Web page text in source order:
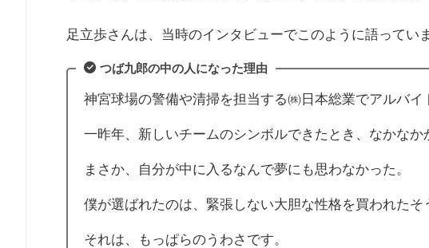
足立歩さんは、当時のインタビューでこのように語っていま
つば九郎の中の人になった理由
神宮球場の警備や清掃を担当する㈱日本総業でアルバイ
一昨年、新しいチームのシンボルできたとき、なかなか
まさか、自分が中に入るなんで夢にも思わなかった。
僕が選ばれたのは、緊張しない大胆な性格を買われたそ
それは、もっぱらのうわさです。